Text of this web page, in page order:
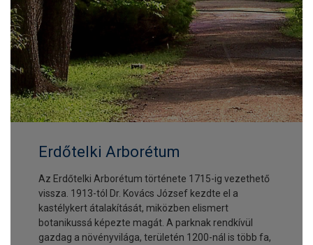
Erdőtelki Arborétum
Az Erdőtelki Arborétum története 1715-ig vezethető
vissza. 1913-tól Dr. Kovács József kezdte el a
kastélykert átalakítását, miközben elismert
botanikussá képezte magát. A parknak rendkívül
gazdag a növényvilága, területén 1200-nál is több fa,